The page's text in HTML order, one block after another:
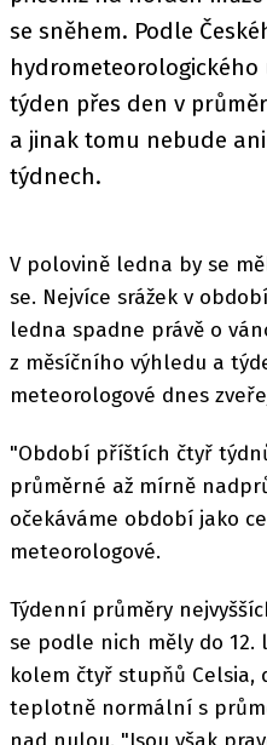
se sněhem. Podle
týden přes den v
a jinak tomu nebude
týdnech.
V polovině ledna by se
se. Nejvíce srážek v
ledna spadne právě o
z měsíčního výhledu a
meteorologové dnes
"Období příštích čtyř
průměrné až mírně
očekáváme období jako
meteorologové.
Týdenní průměry
se podle nich měly do
kolem čtyř stupňů
teplotně normální s